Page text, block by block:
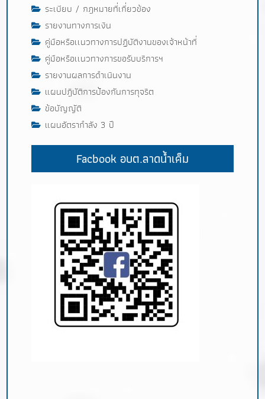
ระเบียบ / กฎหมายที่เกี่ยวข้อง
รายงานทางการเงิน
คู่มือหรือเเนวทางการปฏิบัติงานของเจ้าหน้าที่
คู่มือหรือเเนวทางการขอรับบริการฯ
รายงานผลการดำเนินงาน
แผนปฎิบัติการป้องกันการทุจริต
ข้อบัญญัติ
แผนอัตรากำลัง 3 ปี
Facbook อบต.ลาดน้ำเค็ม